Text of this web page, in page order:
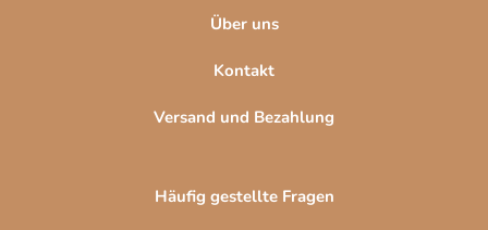
Über uns
Kontakt
Versand und Bezahlung
Häufig gestellte Fragen